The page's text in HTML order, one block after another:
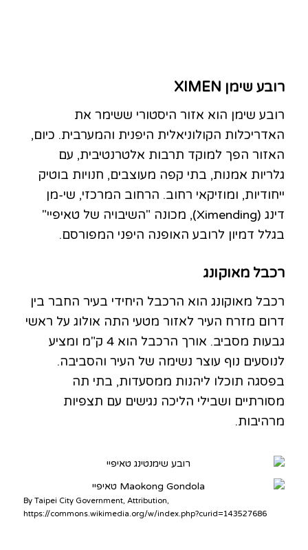
רובע שימן XIMEN
רובע שימן הוא אזור היסטורי ששימר את
האדריכלות הקולוניאלית היפנית והמערבית. כיום,
האזור הפך למוקד תרבות אלטרנטיבית, עם
גלריות אמנות, בתי קפה מעוצבים, חנויות בוטיק
ייחודיות, ומוזיקאי רחוב. הרחוב המרכזי, שי-מן
דינג (Ximending), מכונה "השיבויה של טאיפיי"
בגלל דמיון לרובע האופנה היפני המפורסם.
רכבל מאוקונג
רכבל מאוקונג הוא הרכבל היחידי בעיר החבר בין
דרום מזרח העיר לאזור מטעי התה אולוג על ראשי
גבעות מסביב. אורך הרכבל הוא 4 ק"מ ומציע
לנוסעים נוף עוצר נשימה של העיר והסביבה.
בפסגה תוכלו ליהנות ממסעדות, בתי תה
מסורתיים ושבילי הליכה נגישים עם תצפיות
מרהיבות.
By Taipei City Government, Attribution,
https://commons.wikimedia.org/w/index.php?curid=143527686